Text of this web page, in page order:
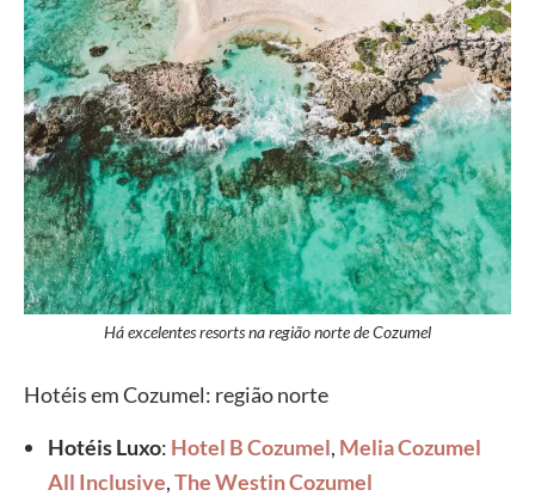
Há excelentes resorts na região norte de Cozumel
Hotéis em Cozumel: região norte
Hotéis Luxo: Hotel B Cozumel, Melia Cozumel
All Inclusive,The Westin Cozumel